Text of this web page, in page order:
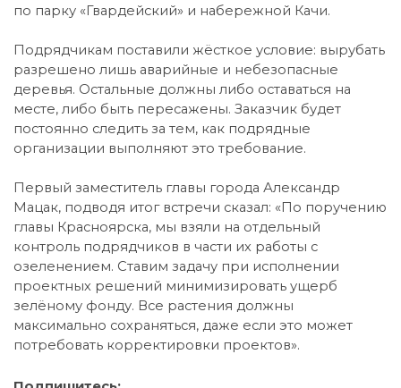
по парку «Гвардейский» и набережной Качи.
Подрядчикам поставили жёсткое условие: вырубать
разрешено лишь аварийные и небезопасные
деревья. Остальные должны либо оставаться на
месте, либо быть пересажены. Заказчик будет
постоянно следить за тем, как подрядные
организации выполняют это требование.
Первый заместитель главы города Александр
Мацак, подводя итог встречи сказал: «По поручению
главы Красноярска, мы взяли на отдельный
контроль подрядчиков в части их работы с
озеленением. Ставим задачу при исполнении
проектных решений минимизировать ущерб
зелёному фонду. Все растения должны
максимально сохраняться, даже если это может
потребовать корректировки проектов».